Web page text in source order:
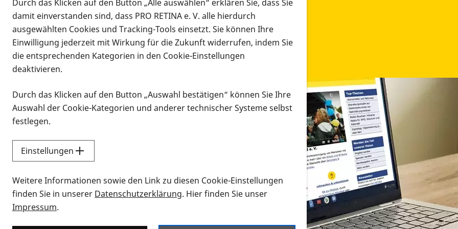
Infomaterial
Infomaterial
Vorlesen
Alle Infomaterialien in verschiedenen Formaten an
Sie möchten wissen, wie Sie nach Infonmaterial suchen und dieses bestellen bzw. herunterladen
Durch das Klicken auf den Button „Alle auswählen“ erklären Sie, dass Sie
damit einverstanden sind, dass PRO RETINA e. V. alle hierdurch
ausgewählten Cookies und Tracking-Tools einsetzt. Sie können Ihre
Einwilligung jederzeit mit Wirkung für die Zukunft widerrufen, indem Sie
die entsprechenden Kategorien in den Cookie-Einstellungen
deaktivieren.
Durch das Klicken auf den Button „Auswahl bestätigen“ können Sie Ihre
Auswahl der Cookie-Kategorien und anderer technischer Systeme selbst
festlegen.
Einstellungen
Weitere Informationen sowie den Link zu diesen Cookie-Einstellungen
finden Sie in unserer Datenschutzerklärung. Hier finden Sie unser
Impressum.